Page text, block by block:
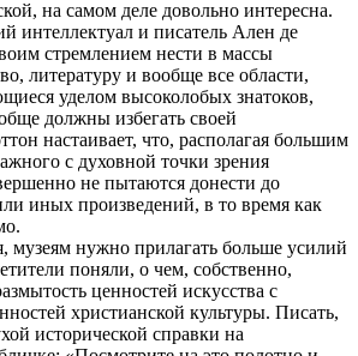
на самом деле довольно интересна.
интеллектуал и писатель Ален де
стремлением нести в массы
литературу и вообще все области,
уделом высоколобых знатоков,
должны избегать своей
настаивает, что, располагая большим
с духовной точки зрения
не пытаются донести до
иных произведений, в то время как
музеям нужно прилагать больше усилий
поняли, о чем, собственно,
ценностей искусства с
христианской культуры. Писать,
исторической справки на